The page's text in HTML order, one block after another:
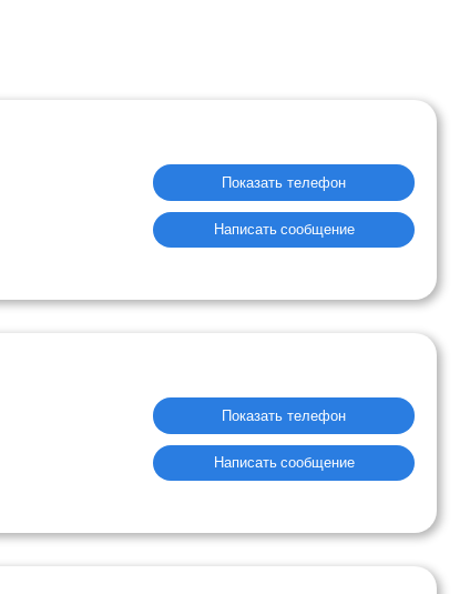
Показать телефон
Написать сообщение
Показать телефон
Написать сообщение